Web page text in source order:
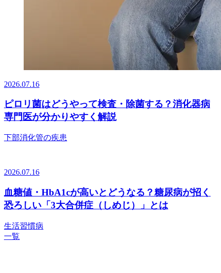
2026.07.16
ピロリ菌はどうやって検査・除菌する？消化器病
専門医が分かりやすく解説
下部消化管の疾患
2026.07.16
血糖値・HbA1cが高いとどうなる？糖尿病が招く
恐ろしい「3大合併症（しめじ）」とは
生活習慣病
一覧